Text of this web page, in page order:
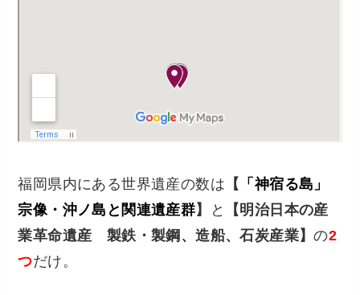
福岡県内にある世界遺産の数は 【 「神宿る島」
宗像・沖ノ島と関連遺産群】 と
【明治日本の産
業革命遺産 製鉄・製鋼、造船、石炭産業】の2
つだけ。